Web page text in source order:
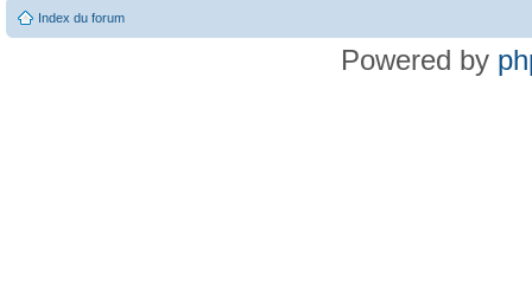
Index du forum
Powered by